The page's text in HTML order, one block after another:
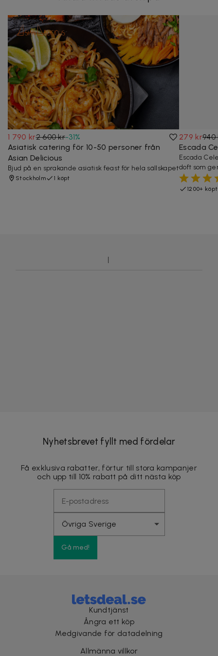
1 790 kr2 600 kr-31%
Asiatisk catering för 10-50 personer från
Asian Delicious
Bjud på en sprakande asiatisk feast för hela sällskapet
Stockholm 1 köpt
279 kr940
Escada
Escada
doft som
1200+
Nyhetsbrevet fyllt med fördelar
Få exklusiva rabatter, förtur till stora kampanjer
och upp till 10% rabatt på ditt nästa köp
Gå med!
Kundtjänst
Ångra ett köp
Medgivande för datadelning
Allmänna villkor